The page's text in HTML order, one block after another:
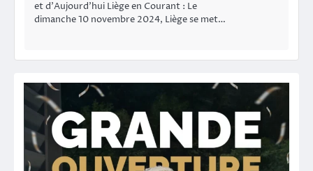
et d’Aujourd’hui Liège en Courant : Le
dimanche 10 novembre 2024, Liège se met…